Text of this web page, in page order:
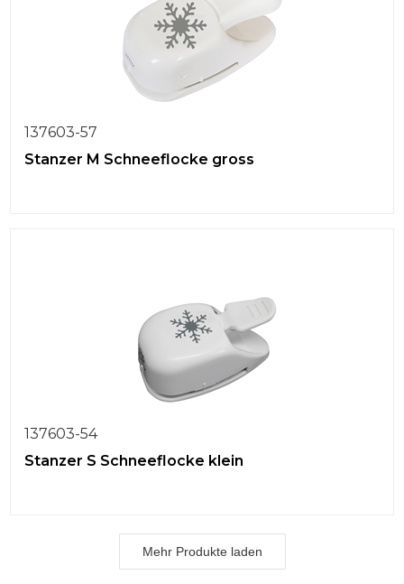
137603-57
Stanzer M Schneeflocke gross
137603-54
Stanzer S Schneeflocke klein
Mehr Produkte laden